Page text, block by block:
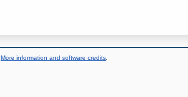
More information and software credits